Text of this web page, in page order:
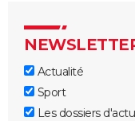
Actualité
Sport
Les dossiers d'actu